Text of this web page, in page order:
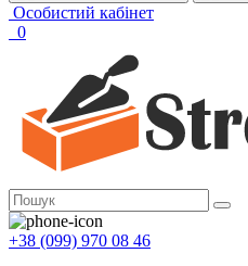
Особистий кабінет
0
+38 (099) 970 08 46